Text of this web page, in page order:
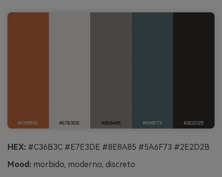
HEX: #C36B3C #E7E3DE #8E8A85 #5A6F73 #2E2D2B
Mood: morbido, moderno, discreto